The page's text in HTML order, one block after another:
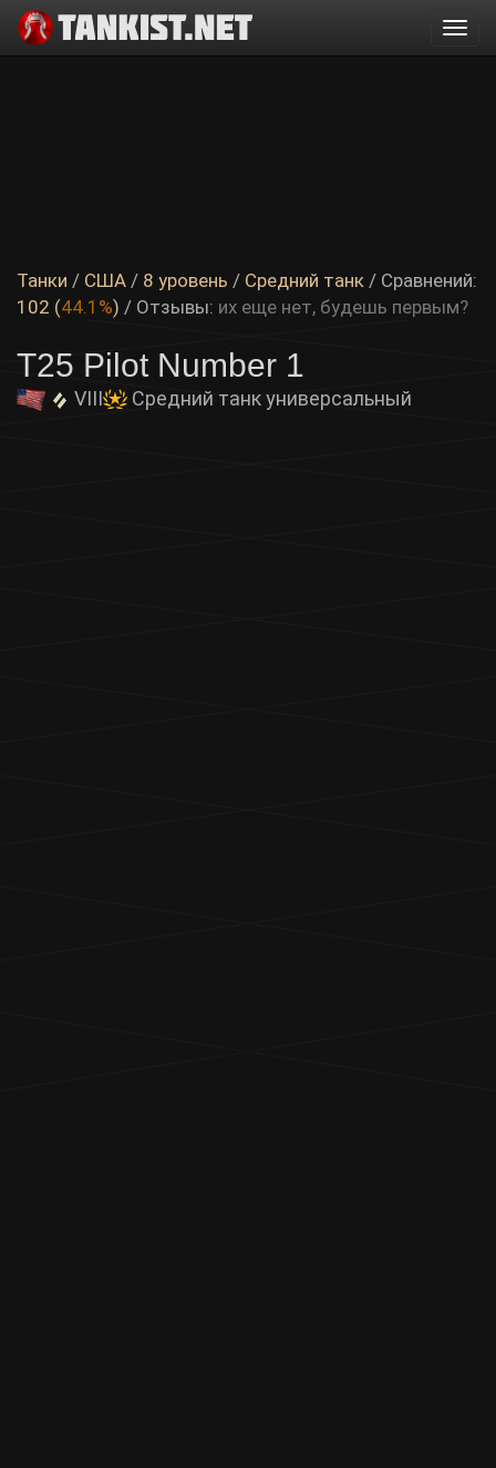
Танки / США / 8 уровень / Средний танк / Сравнений:
102 (44.1%) / Отзывы: их еще нет, будешь первым?
T25 Pilot Number 1
VIII Средний танк универсальный